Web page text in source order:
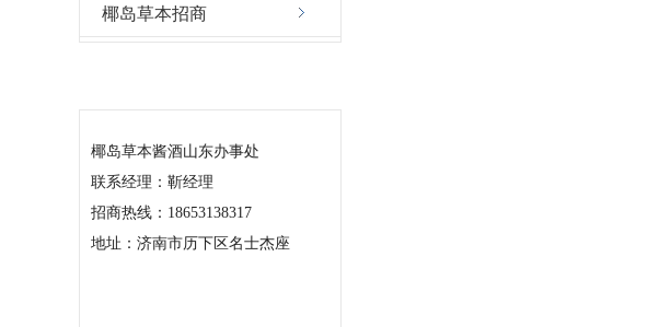
椰岛草本招商
椰岛草本酱酒山东办事处
联系经理：靳经理
招商热线：18653138317
地址：济南市历下区名士杰座